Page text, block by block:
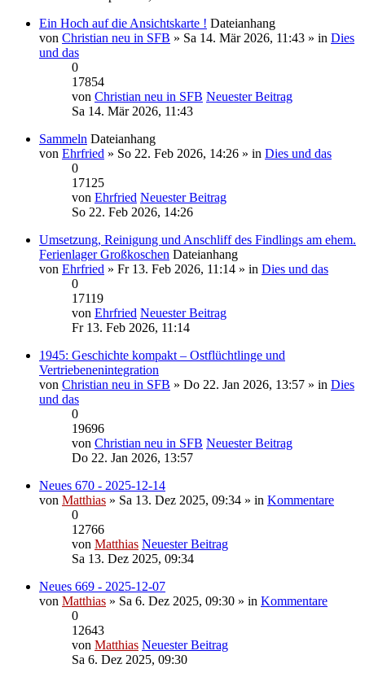
Ein Hoch auf die Ansichtskarte ! Dateianhang
von Christian neu in SFB » Sa 14. Mär 2026, 11:43 » in Dies
und das
0
17854
von Christian neu in SFB Neuester Beitrag
Sa 14. Mär 2026, 11:43
Sammeln Dateianhang
von Ehrfried » So 22. Feb 2026, 14:26 » in Dies und das
0
17125
von Ehrfried Neuester Beitrag
So 22. Feb 2026, 14:26
Umsetzung, Reinigung und Anschliff des Findlings am ehem.
Ferienlager Großkoschen Dateianhang
von Ehrfried » Fr 13. Feb 2026, 11:14 » in Dies und das
0
17119
von Ehrfried Neuester Beitrag
Fr 13. Feb 2026, 11:14
1945: Geschichte kompakt – Ostflüchtlinge und
Vertriebenenintegration
von Christian neu in SFB » Do 22. Jan 2026, 13:57 » in Dies
und das
0
19696
von Christian neu in SFB Neuester Beitrag
Do 22. Jan 2026, 13:57
Neues 670 - 2025-12-14
von Matthias » Sa 13. Dez 2025, 09:34 » in Kommentare
0
12766
von Matthias Neuester Beitrag
Sa 13. Dez 2025, 09:34
Neues 669 - 2025-12-07
von Matthias » Sa 6. Dez 2025, 09:30 » in Kommentare
0
12643
von Matthias Neuester Beitrag
Sa 6. Dez 2025, 09:30